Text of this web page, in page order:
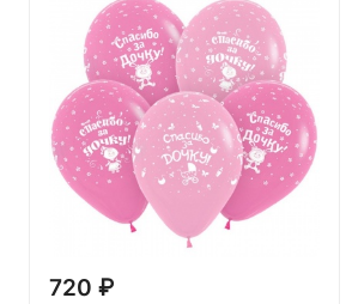
720 ₽